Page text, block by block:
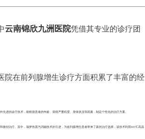
云南锦欣九洲医院凭借其专业的诊疗团
院在前列腺增生诊疗方面积累了丰富的经
进的诊疗技术，能根据患者的年龄、病情严重程度、身体状况等因素，制定个性化的治疗方案。
微创治疗。其中，瑞梦热蒸汽消融技术的引进，为前列腺增生患者带来了新的治疗选择，该技术利用103℃高温